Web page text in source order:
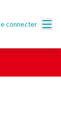
Se connecter